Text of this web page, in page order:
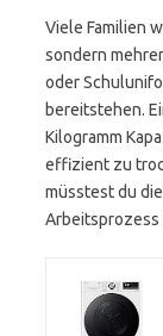
Viele Familien
sondern
oder
bereitstehen.
Kilogramm
effizient zu
müsstest du
Arbeitsprozess